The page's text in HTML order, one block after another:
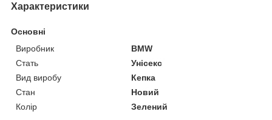
Характеристики
Основні
Виробник
BMW
Стать
Унісекс
Вид виробу
Кепка
Стан
Новий
Колір
Зелений